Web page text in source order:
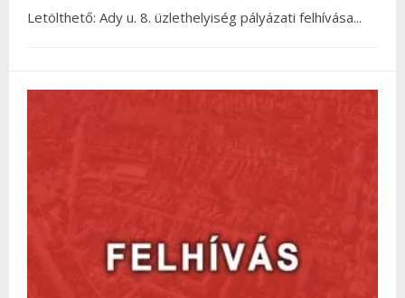
Letölthető: Ady u. 8. üzlethelyiség pályázati felhívása...